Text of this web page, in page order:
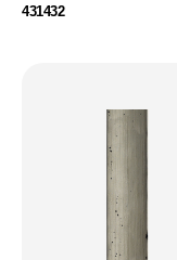
431432